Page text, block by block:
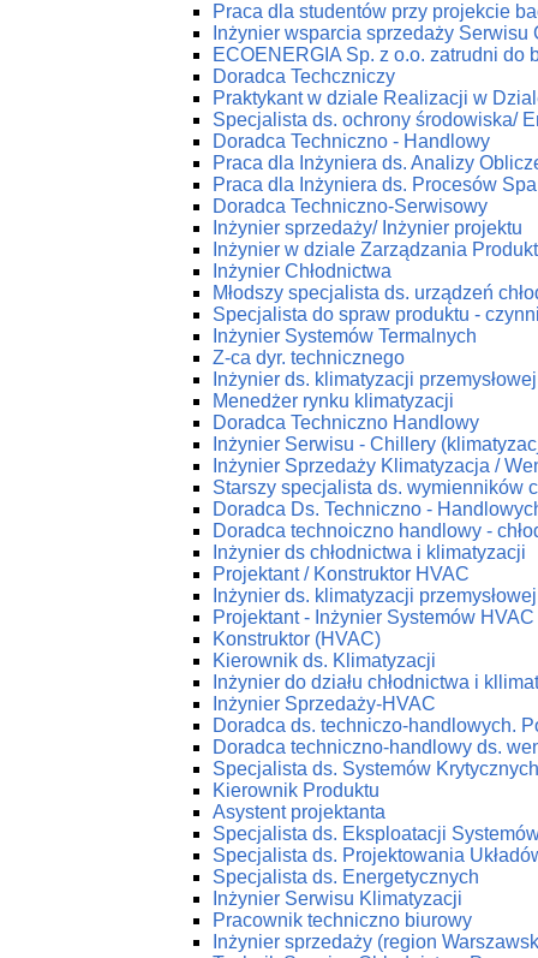
Praca dla studentów przy projekcie
Inżynier wsparcia sprzedaży Serwisu
ECOENERGIA Sp. z o.o. zatrudni do
Doradca Techczniczy
Praktykant w dziale Realizacji w
Specjalista ds. ochrony środowiska/
Doradca Techniczno - Handlowy
Praca dla Inżyniera ds. Analizy
Praca dla Inżyniera ds. Procesów
Doradca Techniczno-Serwisowy
Inżynier sprzedaży/ Inżynier projektu
Inżynier w dziale Zarządzania
Inżynier Chłodnictwa
Młodszy specjalista ds. urządzeń
Specjalista do spraw produktu -
Inżynier Systemów Termalnych
Z-ca dyr. technicznego
Inżynier ds. klimatyzacji przemysłowej
Menedżer rynku klimatyzacji
Doradca Techniczno Handlowy
Inżynier Serwisu - Chillery
Inżynier Sprzedaży Klimatyzacja /
Starszy specjalista ds. wymienników
Doradca Ds. Techniczno -
Doradca technoiczno handlowy -
Inżynier ds chłodnictwa i klimatyzacji
Projektant / Konstruktor HVAC
Inżynier ds. klimatyzacji przemysłowej
Projektant - Inżynier Systemów HVAC
Konstruktor (HVAC)
Kierownik ds. Klimatyzacji
Inżynier do działu chłodnictwa i
Inżynier Sprzedaży-HVAC
Doradca ds. techniczo-handlowych.
Doradca techniczno-handlowy ds.
Specjalista ds. Systemów Krytycznych
Kierownik Produktu
Asystent projektanta
Specjalista ds. Eksploatacji
Specjalista ds. Projektowania
Specjalista ds. Energetycznych
Inżynier Serwisu Klimatyzacji
Pracownik techniczno biurowy
Inżynier sprzedaży (region